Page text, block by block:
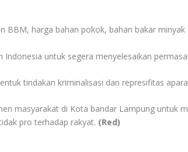
BBM, harga bahan pokok, bahan bakar minyak
Indonesia untuk segera menyelesaikan
tindakan kriminalisasi dan represifitas
masyarakat di Kota bandar Lampung untuk
pro terhadap rakyat. (Red)